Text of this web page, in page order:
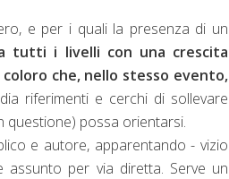
e per i quali la presenza di un
tutti i livelli con una crescita
che, nello stesso evento,
riferimenti e cerchi di sollevare
questione) possa orientarsi.
e autore, apparentando - vizio
per via diretta. Serve un